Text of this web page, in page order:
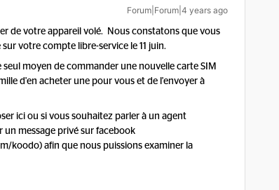
Forum|Forum|4 years ago
de votre appareil volé. Nous constatons que vous
votre compte libre-service le 11 juin.
moyen de commander une nouvelle carte SIM
d'en acheter une pour vous et de l'envoyer à
ici ou si vous souhaitez parler à un agent
message privé sur facebook
koodo) afin que nous puissions examiner la